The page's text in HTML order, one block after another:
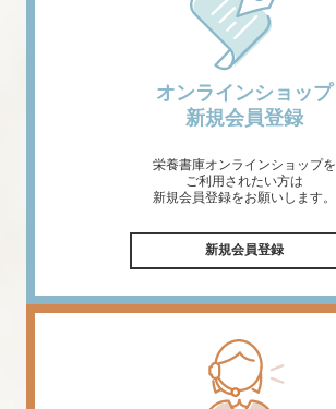
オンラインショップ
新規会員登録
栄養書庫オンラインショップを
ご利用されたい方は
新規会員登録をお願いします。
新規会員登録